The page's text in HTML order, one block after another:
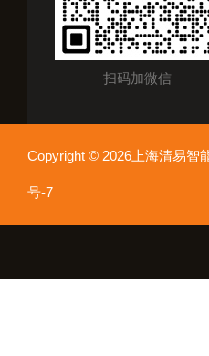
扫码加微信
Copyright © 2026上海清易
号-7